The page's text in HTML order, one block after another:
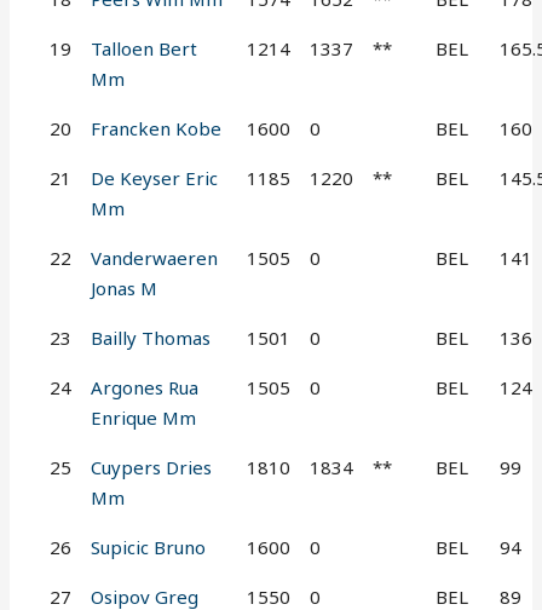
19
Talloen Bert
Mm
1214 1337 ** BEL
20 Francken Kobe 1600 0 BEL 160
21
De Keyser Eric
Mm
1185 1220 ** BEL
22
Vanderwaeren
Jonas M
1505 0 BEL 141
23 Bailly Thomas 1501 0 BEL 136
24
Argones Rua
Enrique Mm
1505 0 BEL 124
25
Cuypers Dries
Mm
1810 1834 ** BEL 99
26 Supicic Bruno 1600 0 BEL 94
27 Osipov Greg 1550 0 BEL 89